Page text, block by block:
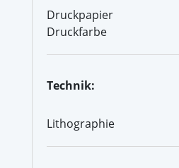
Druckpapier
Druckfarbe
Technik:
Lithographie